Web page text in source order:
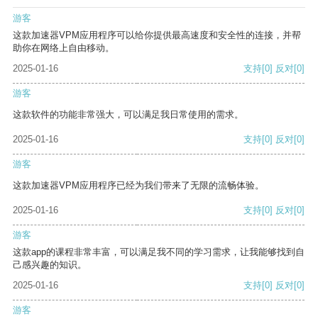
游客
这款加速器VPM应用程序可以给你提供最高速度和安全性的连接，并帮
助你在网络上自由移动。
2025-01-16
支持[0] 反对[0]
游客
这款软件的功能非常强大，可以满足我日常使用的需求。
2025-01-16 支持[0] 反对[0]
游客
这款加速器VPM应用程序已经为我们带来了无限的流畅体验。
2025-01-16 支持[0] 反对[0]
游客
这款app的课程非常丰富，可以满足我不同的学习需求，让我能够找到自
己感兴趣的知识。
2025-01-16
支持[0] 反对[0]
游客